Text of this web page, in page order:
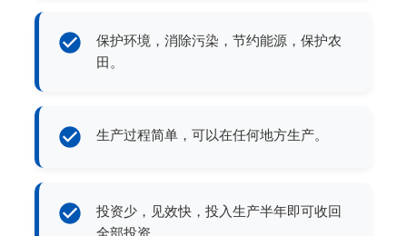
保护环境，消除污染，节约能源，保护农
田。
生产过程简单，可以在任何地方生产。
投资少，见效快，投入生产半年即可收回